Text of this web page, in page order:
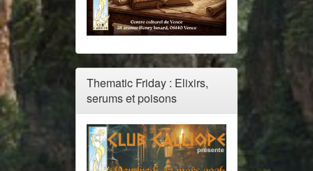
Thematic Friday : Elixirs,
serums et poisons